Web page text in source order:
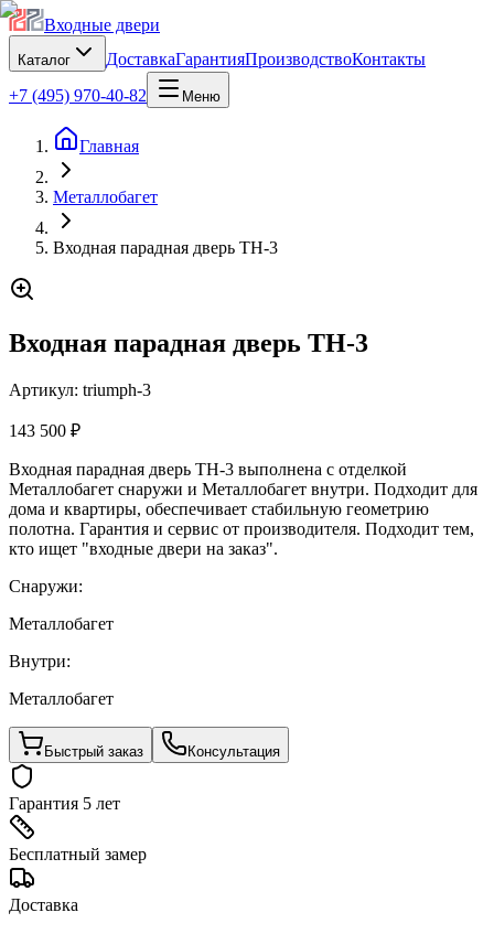
Входные двери
Каталог ДоставкаГарантияПроизводствоКонтакты
+7 (495) 970-40-82
Меню
Главная
Металлобагет
Входная парадная дверь TH-3
Входная парадная дверь TH-3
Артикул: triumph-3
143 500 ₽
Входная парадная дверь TH-3 выполнена с отделкой
Металлобагет снаружи и Металлобагет внутри. Подходит для
дома и квартиры, обеспечивает стабильную геометрию
полотна. Гарантия и сервис от производителя. Подходит тем,
кто ищет "входные двери на заказ".
Снаружи:
Металлобагет
Внутри:
Металлобагет
Быстрый заказ Консультация
Гарантия 5 лет
Бесплатный замер
Доставка